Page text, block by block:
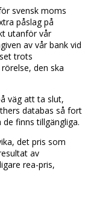
svensk moms
påslag på
utanför vår
av vår bank vid
trots
den ska
väg att ta slut,
databas så fort
finns tillgängliga.
det pris som
av
rea-pris,